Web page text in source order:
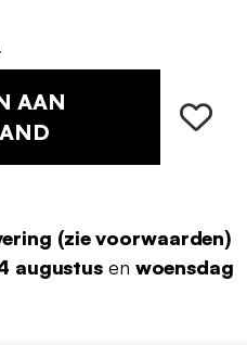
AAN
(zie voorwaarden)
augustus en woensdag